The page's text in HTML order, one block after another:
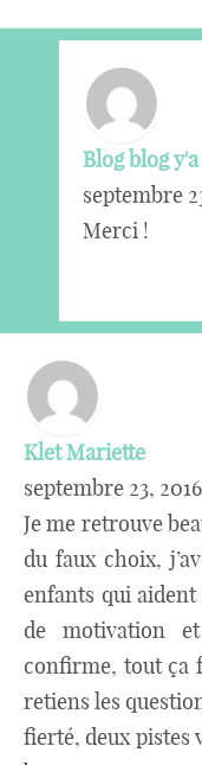
Blog blog
septembre
Merci !
Klet Mariette
septembre 23, 2016
Je me retrouve
du faux choix,
enfants qui
de motivation
confirme, tout ça
retiens les
fierté, deux pistes